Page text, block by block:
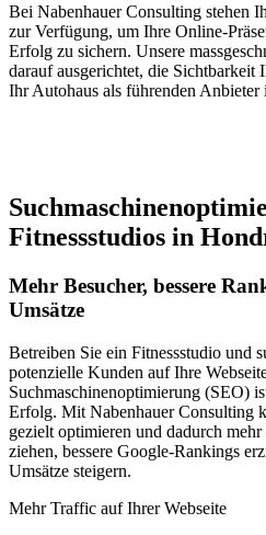
Bei Nabenhauer Consulting stehen
zur Verfügung, um Ihre Online-
Erfolg zu sichern. Unsere
darauf ausgerichtet, die Sichtbarkeit
Ihr Autohaus als führenden
Fitnessstudios in
Mehr Besucher, bessere
Umsätze
Betreiben Sie ein Fitnessstudio und
potenzielle Kunden auf Ihre
Suchmaschinenoptimierung (SEO)
Erfolg. Mit Nabenhauer Consulting
gezielt optimieren und dadurch
ziehen, bessere Google-Rankings
Umsätze steigern.
Mehr Traffic auf Ihrer Webseite